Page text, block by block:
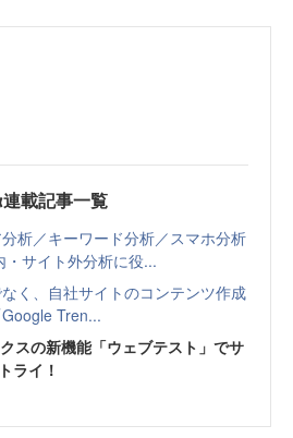
載記事一覧
析／キーワード分析／スマホ分析
サイト外分析に役...
く、自社サイトのコンテンツ作成
Tren...
スの新機能「ウェブテスト」でサ
ライ！